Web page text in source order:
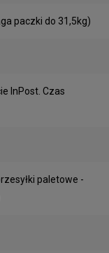
paczki do 31,5kg)
InPost. Czas
paletowe -